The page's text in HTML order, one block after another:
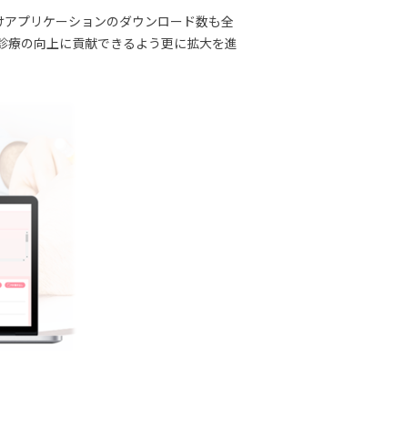
プリケーションのダウンロード数も全
の向上に貢献できるよう更に拡大を進